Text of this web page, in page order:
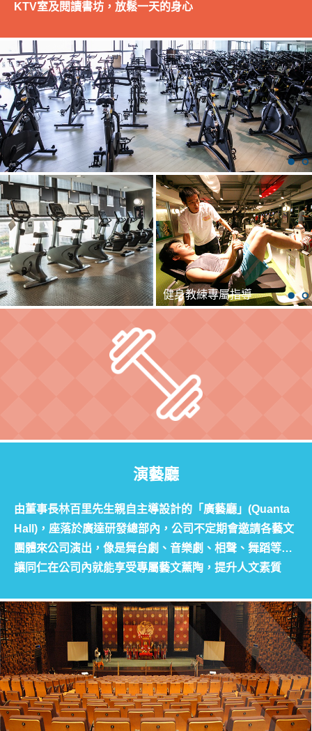
KTV室及閱讀書坊，放鬆一天的身心
健身教練專屬指導
演藝廳
由董事長林百里先生親自主導設計的「廣藝廳」(Quanta
Hall)，座落於廣達研發總部內，公司不定期會邀請各藝文
團體來公司演出，像是舞台劇、音樂劇、相聲、舞蹈等…
讓同仁在公司內就能享受專屬藝文薰陶，提升人文素質